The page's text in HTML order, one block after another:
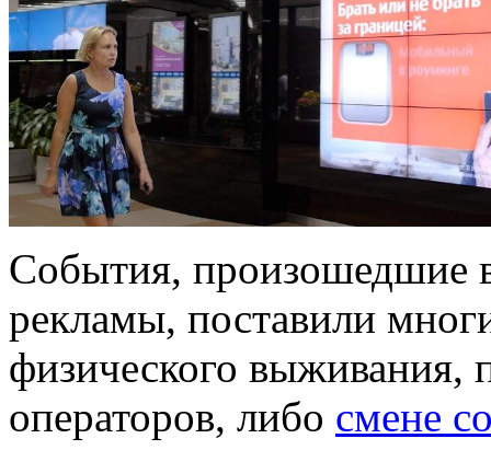
События, произошедшие
рекламы, поставили
физического выживания,
операторов, либо смене